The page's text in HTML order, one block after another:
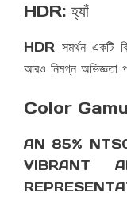
HDR: হ্যাঁ
HDR সমর্থন একটি
আরও নিমগ্ন অভিজ্ঞতা
Color
AN 85%
VIBRANT